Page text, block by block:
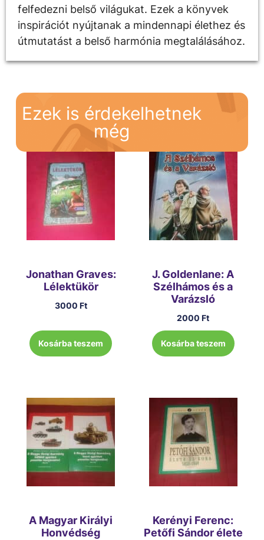
felfedezni belső világukat. Ezek a könyvek
inspirációt nyújtanak a mindennapi élethez és
útmutatást a belső harmónia megtalálásához.
Ezek is érdekelhetnek
még
Jonathan Graves:
Lélektükör
3000 Ft
Kosárba teszem
J. Goldenlane: A
Szélhámos és a
Varázsló
2000Ft
Kosárba teszem
A Magyar Királyi
Honvédség
Kerényi Ferenc:
Petőfi Sándor élete